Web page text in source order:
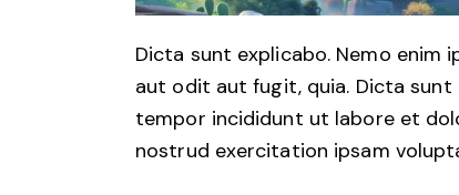
Dicta sunt explicabo. Nemo
aut odit aut fugit, quia. Dicta sunt
tempor incididunt ut labore et
nostrud exercitation ipsam